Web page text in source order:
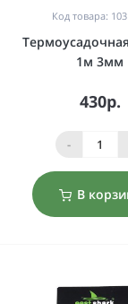
Код товара:
1м 3мм
430р.
-
В